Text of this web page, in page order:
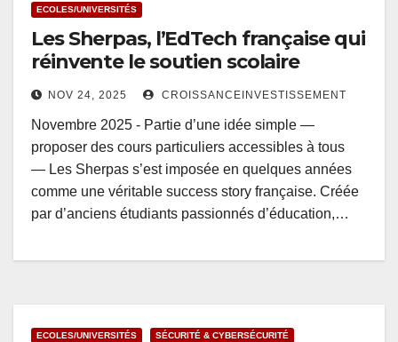
ECOLES/UNIVERSITÉS
Les Sherpas, l’EdTech française qui
réinvente le soutien scolaire
NOV 24, 2025 CROISSANCEINVESTISSEMENT
Novembre 2025 - Partie d’une idée simple —
proposer des cours particuliers accessibles à tous
— Les Sherpas s’est imposée en quelques années
comme une véritable success story française. Créée
par d’anciens étudiants passionnés d’éducation,…
ECOLES/UNIVERSITÉS SÉCURITÉ & CYBERSÉCURITÉ